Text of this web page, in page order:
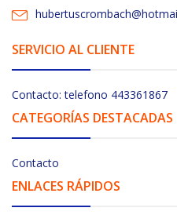
SERVICIO AL CLIENTE
Contacto: telefono 443361867
CATEGORÍAS DESTACADAS
Contacto
ENLACES RÁPIDOS